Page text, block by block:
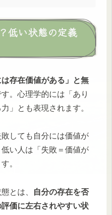
低い状態の定義
は存在価値がある」と無
す。心理学的には「あり
」とも表現されます。
しても自分には価値が
い人は「失敗＝価値が
。
とは、
自分の存在を否
価に左右されやすい状